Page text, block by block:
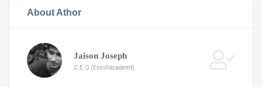
About Athor
Jaison Joseph
C.E.O (Enrollacademt)